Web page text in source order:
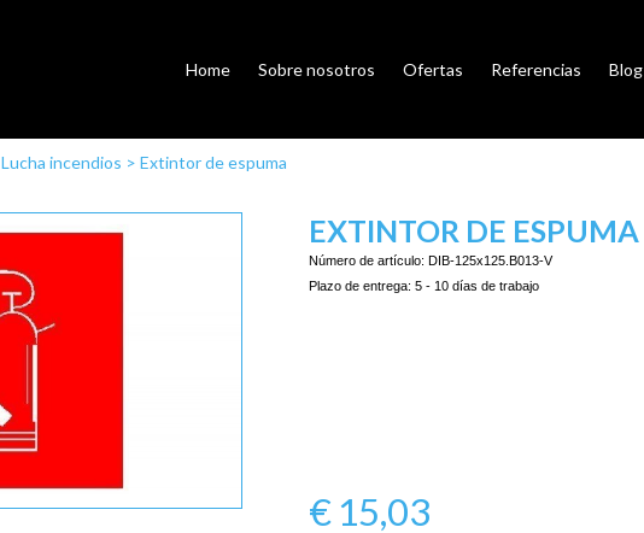
Home Sobre nosotros Ofertas Referencias Blog
Lucha incendios > Extintor de espuma
EXTINTOR DE ESPUMA
Número de artículo: DIB-125x125.B013-V
Plazo de entrega: 5 - 10 días de trabajo
€ 15,03